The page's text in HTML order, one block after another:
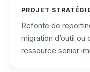
PROJET
Refonte de
migration d’outil
ressource senior